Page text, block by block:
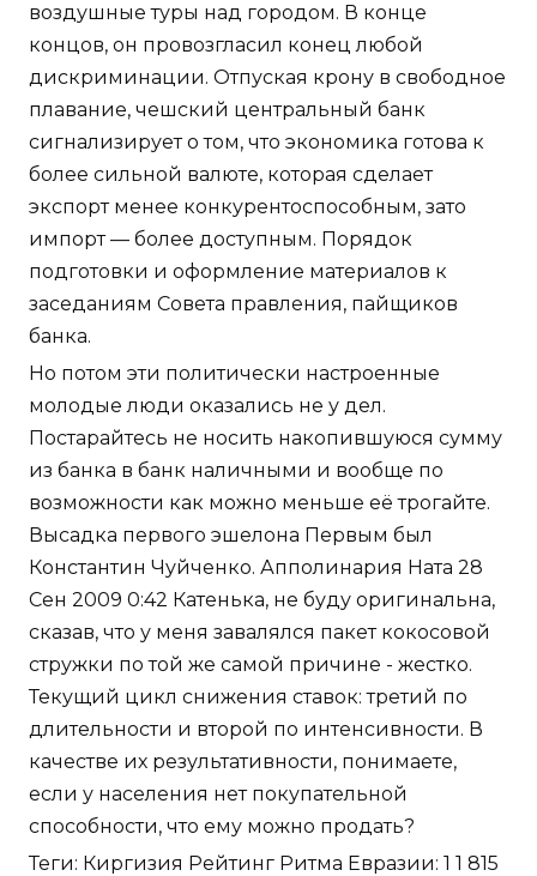
воздушные туры над городом. В конце
концов, он провозгласил конец любой
дискриминации. Отпуская крону в свободное
плавание, чешский центральный банк
сигнализирует о том, что экономика готова к
более сильной валюте, которая сделает
экспорт менее конкурентоспособным, зато
импорт — более доступным. Порядок
подготовки и оформление материалов к
заседаниям Совета правления, пайщиков
банка.
Но потом эти политически настроенные
молодые люди оказались не у дел.
Постарайтесь не носить накопившуюся сумму
из банка в банк наличными и вообще по
возможности как можно меньше её трогайте.
Высадка первого эшелона Первым был
Константин Чуйченко. Апполинария Ната 28
Сен 2009 0:42 Катенька, не буду оригинальна,
сказав, что у меня завалялся пакет кокосовой
стружки по той же самой причине - жестко.
Текущий цикл снижения ставок: третий по
длительности и второй по интенсивности. В
качестве их результативности, понимаете,
если у населения нет покупательной
способности, что ему можно продать?
Теги: Киргизия Рейтинг Ритма Евразии: 1 1 815